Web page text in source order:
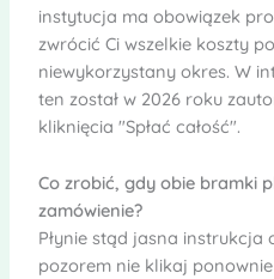
instytucja ma obowiązek
zwrócić Ci wszelkie koszty
niewykorzystany okres. W
ten został w 2026 roku
kliknięcia "Spłać całość".
Co zrobić, gdy obie bramki
zamówienie?
Płynie stąd jasna
pozorem nie klikaj